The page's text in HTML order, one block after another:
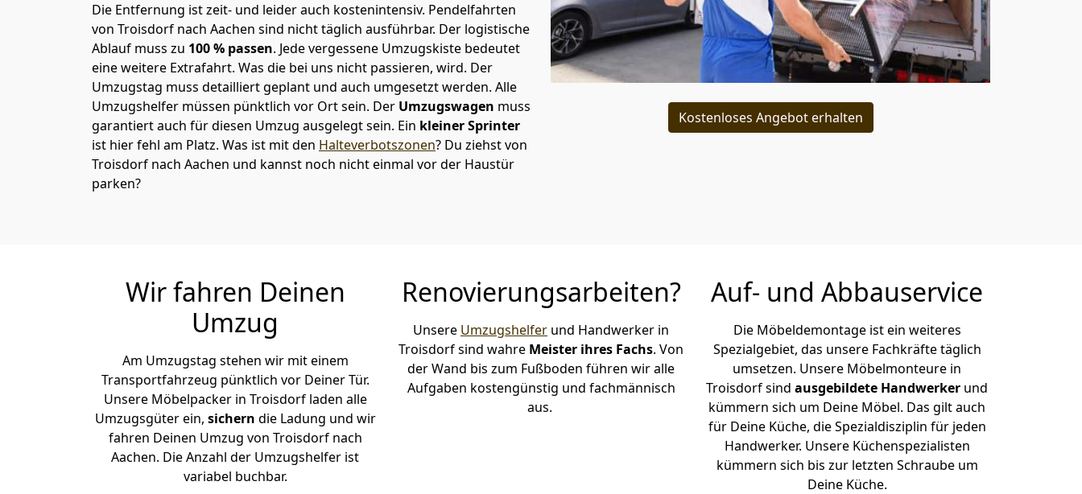
Die Entfernung ist zeit- und leider auch kostenintensiv. Pendelfahrten
von Troisdorf nach Aachen sind nicht täglich ausführbar. Der logistische
Ablauf muss zu 100 % passen. Jede vergessene Umzugskiste bedeutet
eine weitere Extrafahrt. Was die bei uns nicht passieren, wird. Der
Umzugstag muss detailliert geplant und auch umgesetzt werden. Alle
Umzugshelfer müssen pünktlich vor Ort sein. Der Umzugswagen muss
garantiert auch für diesen Umzug ausgelegt sein. Ein kleiner Sprinter
ist hier fehl am Platz. Was ist mit den Halteverbotszonen? Du ziehst von
Troisdorf nach Aachen und kannst noch nicht einmal vor der Haustür
parken?
Kostenloses Angebot erhalten
Wir fahren Deinen
Umzug
Am Umzugstag stehen wir mit einem
Transportfahrzeug pünktlich vor Deiner Tür.
Unsere Möbelpacker in Troisdorf laden alle
Umzugsgüter ein, sichern die Ladung und wir
fahren Deinen Umzug von Troisdorf nach
Aachen. Die Anzahl der Umzugshelfer ist
variabel buchbar.
Renovierungsarbeiten?
Unsere Umzugshelfer und Handwerker in
Troisdorf sind wahre Meister ihres Fachs. Von
der Wand bis zum Fußboden führen wir alle
Aufgaben kostengünstig und fachmännisch
aus.
Auf- und Abbauservice
Die Möbeldemontage ist ein weiteres
Spezialgebiet, das unsere Fachkräfte täglich
umsetzen. Unsere Möbelmonteure in
Troisdorf sind ausgebildete Handwerker und
kümmern sich um Deine Möbel. Das gilt auch
für Deine Küche, die Spezialdisziplin für jeden
Handwerker. Unsere Küchenspezialisten
kümmern sich bis zur letzten Schraube um
Deine Küche.